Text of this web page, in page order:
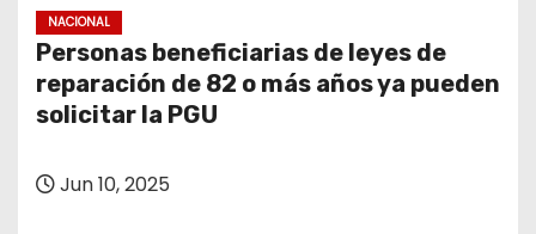
NACIONAL
Personas beneficiarias de leyes de
reparación de 82 o más años ya pueden
solicitar la PGU
Jun 10, 2025